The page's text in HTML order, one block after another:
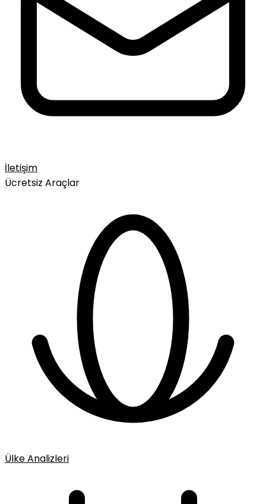
İletişim
Ücretsiz Araçlar
Ülke Analizleri